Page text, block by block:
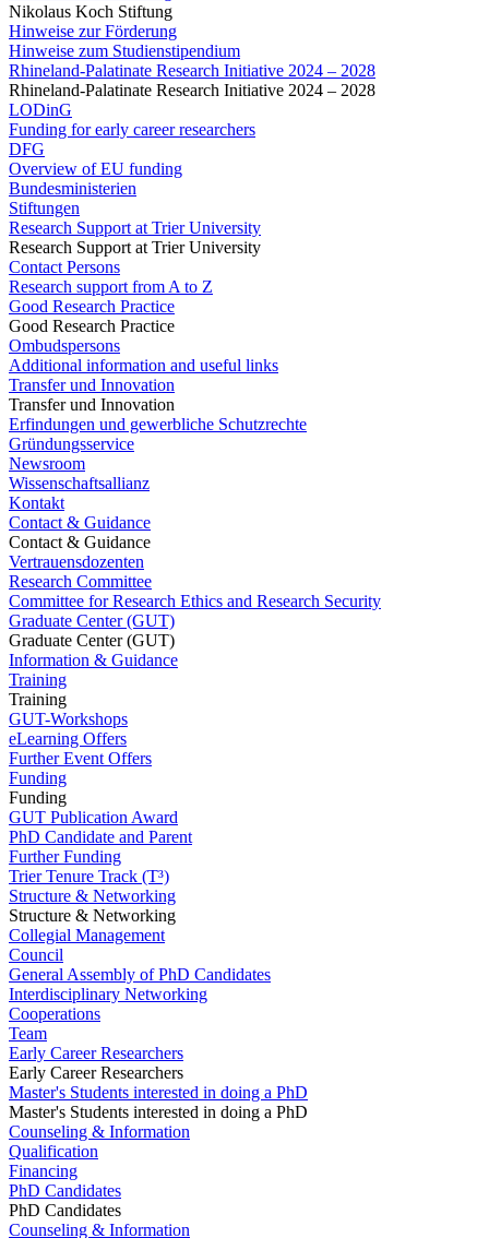
Nikolaus Koch Stiftung
Hinweise zur Förderung
Hinweise zum Studienstipendium
Rhineland-Palatinate Research Initiative 2024 – 2028
Rhineland-Palatinate Research Initiative 2024 – 2028
LODinG
Funding for early career researchers
DFG
Overview of EU funding
Bundesministerien
Stiftungen
Research Support at Trier University
Research Support at Trier University
Contact Persons
Research support from A to Z
Good Research Practice
Good Research Practice
Ombudspersons
Additional information and useful links
Transfer und Innovation
Transfer und Innovation
Erfindungen und gewerbliche Schutzrechte
Gründungsservice
Newsroom
Wissenschaftsallianz
Kontakt
Contact & Guidance
Contact & Guidance
Vertrauensdozenten
Research Committee
Committee for Research Ethics and Research Security
Graduate Center (GUT)
Graduate Center (GUT)
Information & Guidance
Training
Training
GUT-Workshops
eLearning Offers
Further Event Offers
Funding
Funding
GUT Publication Award
PhD Candidate and Parent
Further Funding
Trier Tenure Track (T³)
Structure & Networking
Structure & Networking
Collegial Management
Council
General Assembly of PhD Candidates
Interdisciplinary Networking
Cooperations
Team
Early Career Researchers
Early Career Researchers
Master's Students interested in doing a PhD
Master's Students interested in doing a PhD
Counseling & Information
Qualification
Financing
PhD Candidates
PhD Candidates
Counseling & Information